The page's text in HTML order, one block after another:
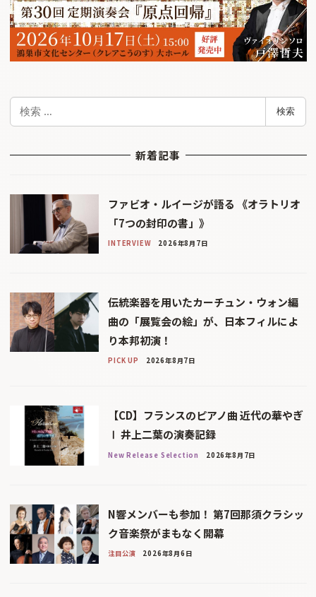
検
検索
新着記事
ファビオ・ルイージが語る 《オラトリオ
「7つの封印の書」》
INTERVIEW 2026年8月7日
伝統楽器を用いたカーチュン・ウォン編
曲の「展覧会の絵」が、日本フィルによ
り本邦初演！
PICK UP 2026年8月7日
【CD】フランスのピアノ曲 近代の華やぎ
Ⅰ 井上二葉の演奏記録
New Release Selection 2026年8月7日
N響メンバーも参加！ 第7回那須クラシッ
ク音楽祭がまもなく開幕
注目公演 2026年8月6日